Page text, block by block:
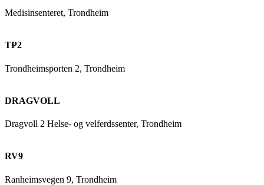
Medisinsenteret, Trondheim
TP2
Trondheimsporten 2, Trondheim
DRAGVOLL
Dragvoll 2 Helse- og velferdssenter, Trondheim
RV9
Ranheimsvegen 9, Trondheim